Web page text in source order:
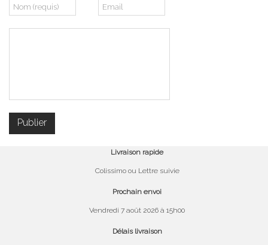
Livraison rapide
Colissimo ou Lettre suivie
Prochain envoi
Vendredi 7 août 2026 à 15h00
Délais livraison